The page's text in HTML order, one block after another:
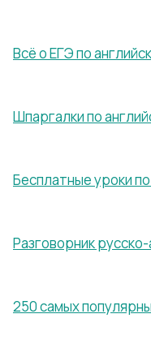
Всё о ЕГЭ по
Шпаргалки по
Бесплатные уроки
Разговорник
250 самых